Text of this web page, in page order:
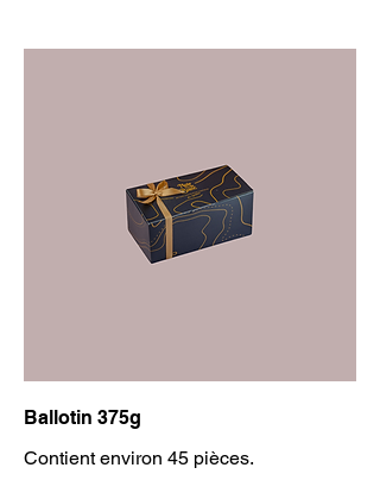
Ballotin 375g
Contient environ 45 pièces.